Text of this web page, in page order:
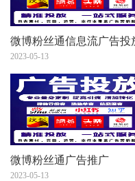
微博粉丝通信息流广告投
优化技巧
2023-05-13
微博粉丝通广告推广
2023-05-13